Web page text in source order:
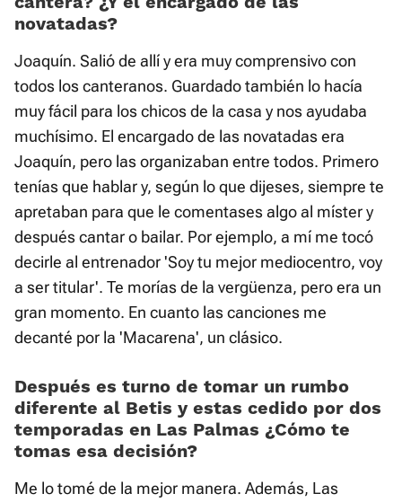
novatadas?
Joaquín. Salió de allí y era muy comprensivo con
todos los canteranos. Guardado también lo hacía
muy fácil para los chicos de la casa y nos ayudaba
muchísimo. El encargado de las novatadas era
Joaquín, pero las organizaban entre todos. Primero
tenías que hablar y, según lo que dijeses, siempre te
apretaban para que le comentases algo al míster y
después cantar o bailar. Por ejemplo, a mí me tocó
decirle al entrenador 'Soy tu mejor mediocentro, voy
a ser titular'. Te morías de la vergüenza, pero era un
gran momento. En cuanto las canciones me
decanté por la 'Macarena', un clásico.
Después es turno de tomar un rumbo
diferente al Betis y estas cedido por dos
temporadas en Las Palmas ¿Cómo te
tomas esa decisión?
Me lo tomé de la mejor manera. Además, Las